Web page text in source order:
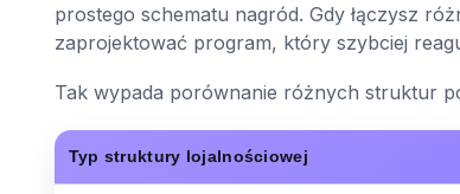
prostego schematu nagród. Gdy łączysz
zaprojektować program, który szybciej
Tak wypada porównanie różnych struktur
Typ struktury lojalnościowej